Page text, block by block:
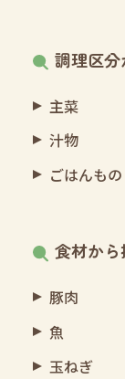
調理区
主菜
汁物
ごはんもの
食材から
豚肉
魚
玉ねぎ